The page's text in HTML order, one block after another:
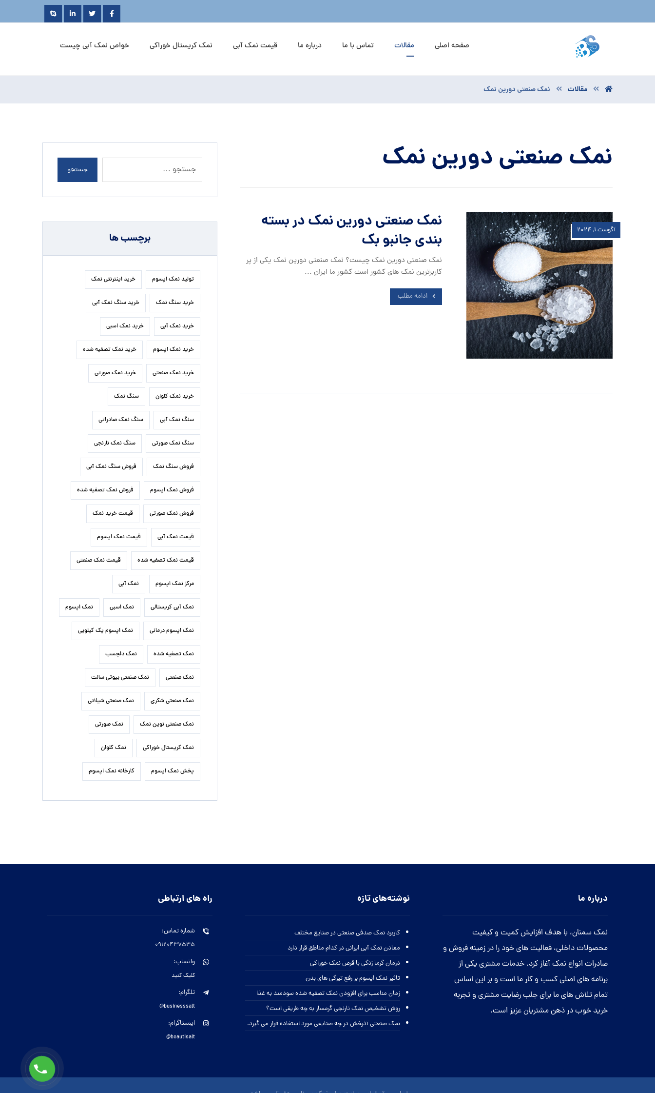
صفحه اصلی مقالات تماس با ما درباره ما قیمت نمک آبی نمک کریستال خوراکی خواص نمک آبی چیست
مقالات نمک صنعتی دورین نمک
نمک صنعتی دورین نمک
نمک صنعتی دورین نمک در بسته
بندی جانبو بک
آگوست ۱, ۲۰۲۴
نمک صنعتی دورین نمک چیست؟ نمک صنعتی دورین نمک یکی از پر
کاربرترین نمک های کشور است کشور ما ایران ...
ادامه مطلب
جستجو
برچسب ها
تولید نمک اپسوم خرید اینترنتی نمک
خرید سنگ نمک خرید سنگ نمک آبی
خرید نمک آبی خرید نمک اسبی
خرید نمک اپسوم خرید نمک تصفیه شده
خرید نمک صنعتی خرید نمک صورتی
خرید نمک کلوان سنگ نمک
سنگ نمک آبی سنگ نمک صادراتی
سنگ نمک صورتی سنگ نمک نارنجی
فروش سنگ نمک فروش سنگ نمک آبی
فروش نمک اپسوم فروش نمک تصفیه شده
فروش نمک صورتی قیمت خرید نمک
قیمت نمک آبی قیمت نمک اپسوم
قیمت نمک تصفیه شده قیمت نمک صنعتی
مرکز نمک اپسوم نمک آبی
نمک آبی کریستالی نمک اسبی نمک اپسوم
نمک اپسوم درمانی نمک اپسوم یک کیلویی
نمک تصفیه شده نمک دلچسب
نمک صنعتی نمک صنعتی بیوتی سالت
نمک صنعتی شکری نمک صنعتی شیلاتی
نمک صنعتی نوین نمک نمک صورتی
نمک کریستال خوراکی نمک کلوان
پخش نمک اپسوم کارخانه نمک اپسوم
درباره ما
نمک سمنان، با هدف افزایش کمیت و کیفیت
محصولات داخلی، فعالیت های خود را در زمینه فروش و
صادرات انواع نمک آغاز کرد. خدمات مشتری یکی از
برنامه های اصلی کسب و کار ما است و بر این اساس
تمام تلاش های ما برای جلب رضایت مشتری و تجربه
خرید خوب در ذهن مشتریان عزیز است.
نوشته‌های تازه
کاربرد نمک صدفی صنعتی در صنایع مختلف
معادن نمک آبی ایرانی در کدام مناطق قرار دارد
درمان گرما زدگی با قرص نمک خوراکی
تاثیر نمک اپسوم بر رفع تیرگی های بدن
زمان مناسب برای افزودن نمک تصفیه شده سودمند به غذا
روش تشخیص نمک نارنجی گرمسار به چه طریقی است؟
نمک صنعتی آذرخش در چه صنایعی مورد استفاده قرار می گیرد.
راه های ارتباطی
شماره تماس:
09120437535
واتساپ:
کلیک کنید
تلگرام:
businesssalt@
اینستاگرام:
beautisalt@